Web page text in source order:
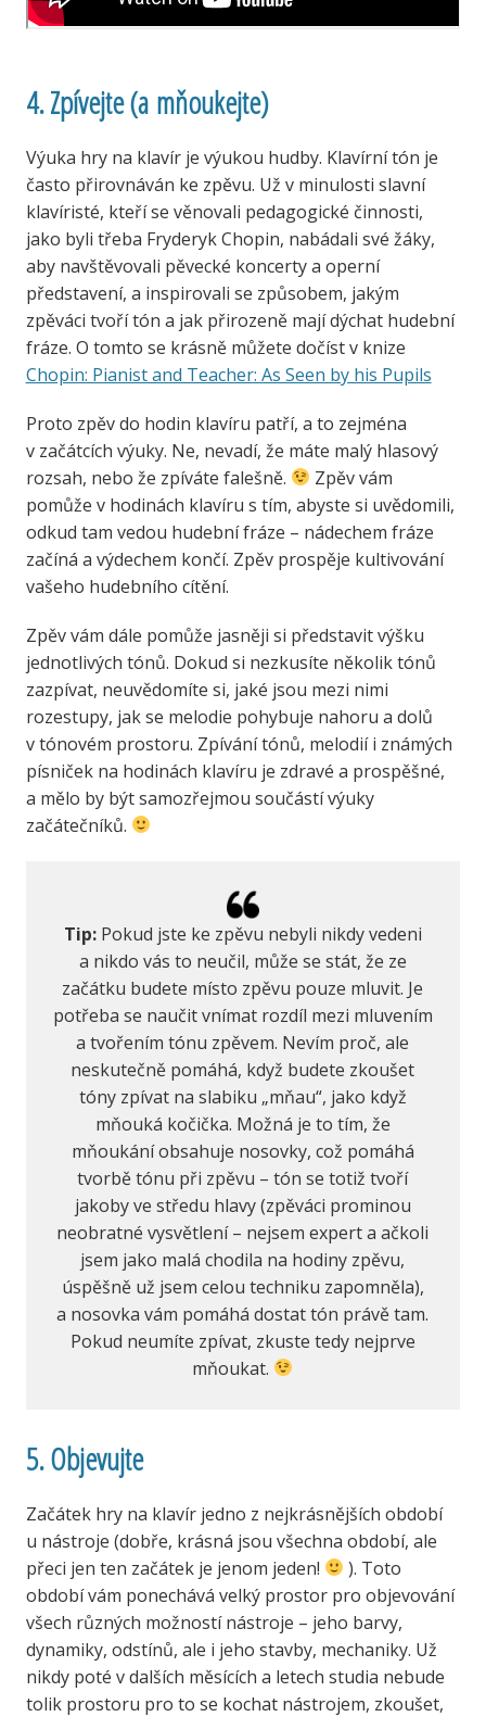
4. Zpívejte (a mňoukejte)
Výuka hry na klavír je výukou hudby. Klavírní tón je
často přirovnáván ke zpěvu. Už v minulosti slavní
klavíristé, kteří se věnovali pedagogické činnosti,
jako byli třeba Fryderyk Chopin, nabádali své žáky,
aby navštěvovali pěvecké koncerty a operní
představení, a inspirovali se způsobem, jakým
zpěváci tvoří tón a jak přirozeně mají dýchat hudební
fráze. O tomto se krásně můžete dočíst v knize
Chopin: Pianist and Teacher: As Seen by his Pupils
Proto zpěv do hodin klavíru patří, a to zejména
v začátcích výuky. Ne, nevadí, že máte malý hlasový
rozsah, nebo že zpíváte falešně.
Zpěv vám
pomůže v hodinách klavíru s tím, abyste si uvědomili,
odkud tam vedou hudební fráze – nádechem fráze
začíná a výdechem končí. Zpěv prospěje kultivování
vašeho hudebního cítění.
Zpěv vám dále pomůže jasněji si představit výšku
jednotlivých tónů. Dokud si nezkusíte několik tónů
zazpívat, neuvědomíte si, jaké jsou mezi nimi
rozestupy, jak se melodie pohybuje nahoru a dolů
v tónovém prostoru. Zpívání tónů, melodií i známých
písniček na hodinách klavíru je zdravé a prospěšné,
a mělo by být samozřejmou součástí výuky
začátečníků.
Tip:Pokud jste ke zpěvu nebyli nikdy vedeni
a nikdo vás to neučil, může se stát, že ze
začátku budete místo zpěvu pouze mluvit. Je
potřeba se naučit vnímat rozdíl mezi mluvením
a tvořením tónu zpěvem. Nevím proč, ale
neskutečně pomáhá, když budete zkoušet
tóny zpívat na slabiku „mňau“, jako když
mňouká kočička. Možná je to tím, že
mňoukání obsahuje nosovky, což pomáhá
tvorbě tónu při zpěvu – tón se totiž tvoří
jakoby ve středu hlavy (zpěváci prominou
neobratné vysvětlení – nejsem expert a ačkoli
jsem jako malá chodila na hodiny zpěvu,
úspěšně už jsem celou techniku zapomněla),
a nosovka vám pomáhá dostat tón právě tam.
Pokud neumíte zpívat, zkuste tedy nejprve
mňoukat.
5. Objevujte
Začátek hry na klavír jedno z nejkrásnějších období
u nástroje (dobře, krásná jsou všechna období, ale
přeci jen ten začátek je jenom jeden!
). Toto
období vám ponechává velký prostor pro objevování
všech různých možností nástroje – jeho barvy,
dynamiky, odstínů, ale i jeho stavby, mechaniky. Už
nikdy poté v dalších měsících a letech studia nebude
tolik prostoru pro to se kochat nástrojem, zkoušet,